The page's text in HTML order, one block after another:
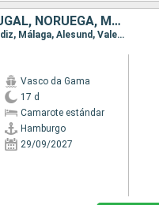
ALEMANIA, PAISES BAJOS, BÉLGICA, FRANCIA, ESPAÑA, PORTUGAL, NORUEGA, MALLORCA
Itinerario : Hamburgo, Ijmuiden, Zeebrugge, Honfleur, Brest, Gijón, Vigo, Lisboa, Cadiz, Málaga, Alesund, Valencia, Palma de Mallorca
Vasco da Gama
17 d
Camarote estándar
Hamburgo
29/09/2027